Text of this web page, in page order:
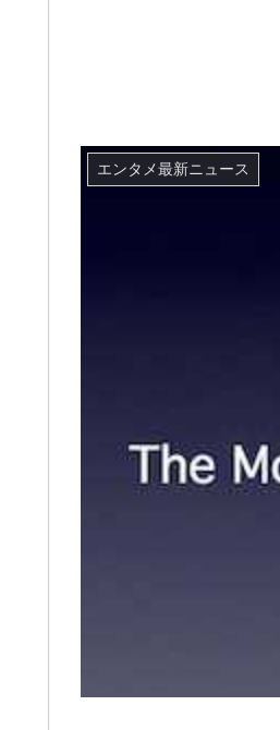
エンタメ最新ニュース